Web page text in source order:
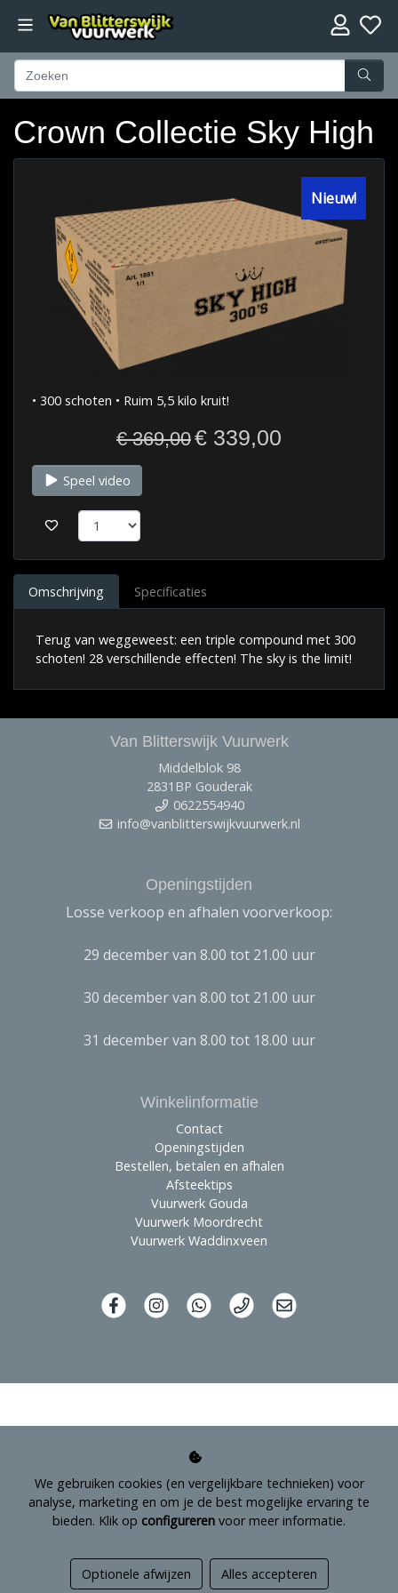
Crown Collectie Sky High
Nieuw!
• 300 schoten • Ruim 5,5 kilo kruit!
€ 369,00€ 339,00
Speel video
Omschrijving Specificaties
Terug van weggeweest: een triple compound met 300
schoten! 28 verschillende effecten! The sky is the limit!
We gebruiken cookies (en vergelijkbare technieken) voor
analyse, marketing en om je de best mogelijke ervaring te
bieden. Klik op configureren voor meer informatie.
Optionele afwijzen Alles accepteren
Van Blitterswijk Vuurwerk
Middelblok 98
2831BP Gouderak
0622554940
info@vanblitterswijkvuurwerk.nl
Openingstijden
Losse verkoop en afhalen voorverkoop:
29 december van 8.00 tot 21.00 uur
30 december van 8.00 tot 21.00 uur
31 december van 8.00 tot 18.00 uur
Winkelinformatie
Contact
Openingstijden
Bestellen, betalen en afhalen
Afsteektips
Vuurwerk Gouda
Vuurwerk Moordrecht
Vuurwerk Waddinxveen
Managed hosting
Webshopontwikkeling